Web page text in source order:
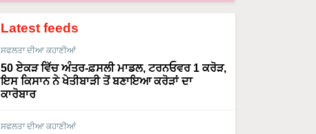
Latest feeds
ਸਫਲਤਾ ਦੀਆ ਕਹਾਣੀਆਂ
50 ਏਕੜ ਵਿੱਚ ਅੰਤਰ-ਫ਼ਸਲੀ ਮਾਡਲ, ਟਰਨਓਵਰ 1 ਕਰੋੜ,
ਇਸ ਕਿਸਾਨ ਨੇ ਖੇਤੀਬਾੜੀ ਤੋਂ ਬਣਾਇਆ ਕਰੋੜਾਂ ਦਾ
ਕਾਰੋਬਾਰ
ਸਫਲਤਾ ਦੀਆ ਕਹਾਣੀਆਂ